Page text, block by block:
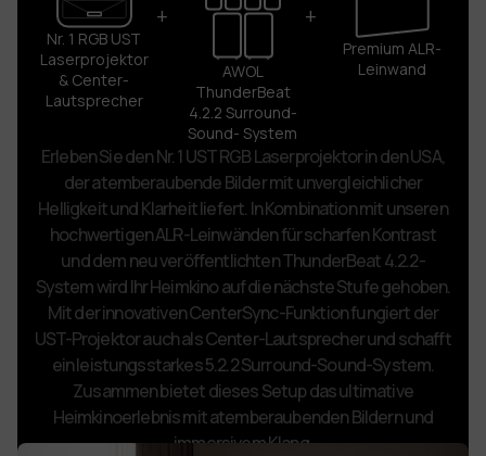
Nr. 1 RGB UST
Laserprojektor
& Center-
Lautsprecher
+
AWOL
ThunderBeat
4.2.2 Surround-
Sound- System
+
Premium ALR-
Leinwand
Erleben Sie den Nr. 1 UST RGB Laserprojektor in den USA,
der atemberaubende Bilder mit unvergleichlicher
Helligkeit und Klarheit liefert. In Kombination mit unseren
hochwertigen ALR-Leinwänden für scharfen Kontrast
und dem neu veröffentlichten ThunderBeat 4.2.2-
System wird Ihr Heimkino auf die nächste Stufe gehoben.
Mit der innovativen CenterSync-Funktion fungiert der
UST-Projektor auch als Center-Lautsprecher und schafft
ein leistungsstarkes 5.2.2 Surround-Sound-System.
Zusammen bietet dieses Setup das ultimative
Heimkinoerlebnis mit atemberaubenden Bildern und
immersivem Klang.